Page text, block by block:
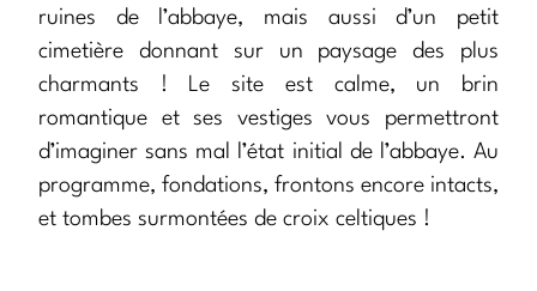
ruines de l’abbaye, mais aussi d’un petit
cimetière donnant sur un paysage des plus
charmants ! Le site est calme, un brin
romantique et ses vestiges vous permettront
d’imaginer sans mal l’état initial de l’abbaye. Au
programme, fondations, frontons encore intacts,
et tombes surmontées de croix celtiques !